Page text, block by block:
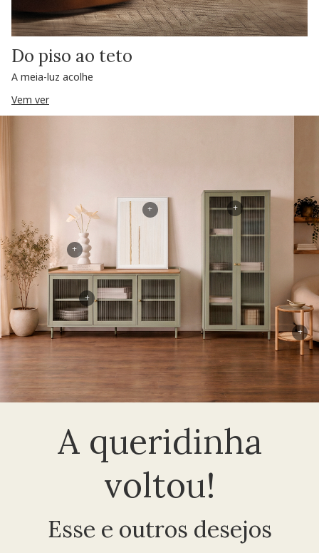
Do piso ao teto
A meia-luz acolhe
Vem ver
A queridinha
voltou!
Esse e outros desejos
+
+
+
+
+